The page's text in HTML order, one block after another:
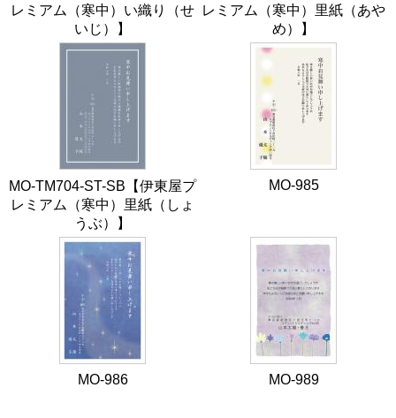
レミアム（寒中）い織り（せ
いじ）】
レミアム（寒中）里紙（あや
め）】
MO-TM704-ST-SB【伊東屋プ
レミアム（寒中）里紙（しょ
うぶ）】
MO-985
MO-986 MO-989